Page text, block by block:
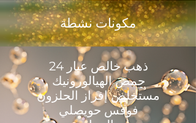
مكونات نشطة
ذهب خالص عيار 24
حمض الهيالورونيك
مستخلص إفراز الحلزون
فوقس حويصلي